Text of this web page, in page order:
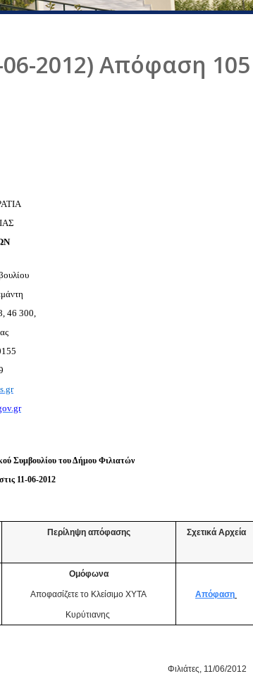
2012) Απόφαση 105
46 300,
Συμβουλίου του Δήμου Φιλιατών
11-06-2012
Περίληψη απόφασης Σχετικά Αρχεία
Ομόφωνα
Αποφασίζετε το Κλείσιμο ΧΥΤΑ
Κυρύτιανης
Απόφαση
Φιλιάτες, 11/06/2012